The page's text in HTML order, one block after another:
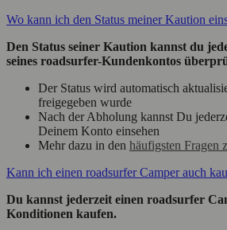
Wo kann ich den Status meiner Kaution
Den Status seiner Kaution kannst du
seines roadsurfer-Kundenkontos
Der Status wird automatisch
freigegeben wurde
Nach der Abholung kannst Du
Deinem Konto einsehen
Mehr dazu in den häufigsten Fragen
Kann ich einen roadsurfer Camper auch
Du kannst jederzeit einen roadsurfer
Konditionen kaufen.